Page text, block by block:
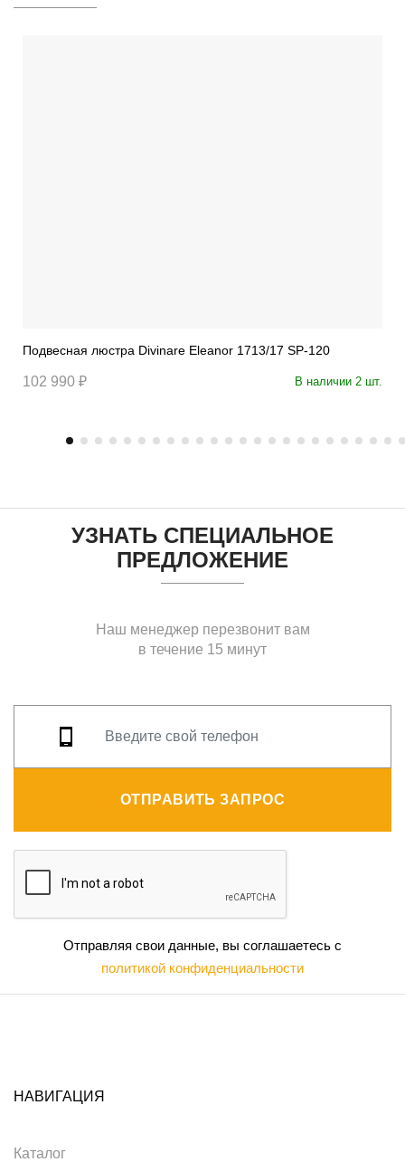
Подвесная люстра Divinare Eleanor 1713/17 SP-120
102 990 ₽ В наличии 2 шт.
УЗНАТЬ СПЕЦИАЛЬНОЕ
ПРЕДЛОЖЕНИЕ
Наш менеджер перезвонит вам
в течение 15 минут
ОТПРАВИТЬ ЗАПРОС
Отправляя свои данные, вы соглашаетесь с
политикой конфиденциальности
НАВИГАЦИЯ
Каталог